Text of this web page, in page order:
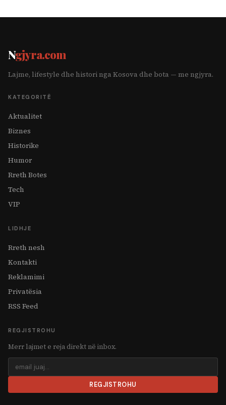
Ngjyra.com
Lajme, lifestyle dhe histori nga Kosova dhe bota — me ngjyra.
KATEGORITË
Aktualitet
Biznes
Historike
Humor
Rreth Botes
Tech
VIP
LIDHJE
Rreth nesh
Kontakti
Reklamimi
Privatësia
RSS Feed
REGJISTROHU
Merr lajmet e reja direkt në inbox.
REGJISTROHU